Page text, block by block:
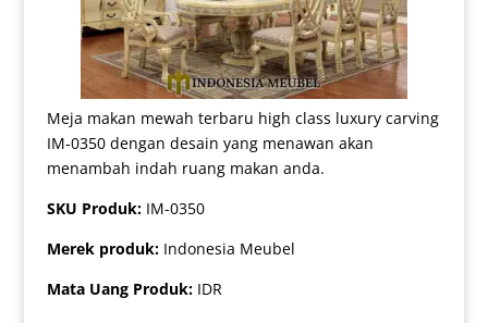
Meja makan mewah terbaru high class luxury carving
IM-0350 dengan desain yang menawan akan
menambah indah ruang makan anda.
SKU Produk: IM-0350
Merek produk: Indonesia Meubel
Mata Uang Produk: IDR